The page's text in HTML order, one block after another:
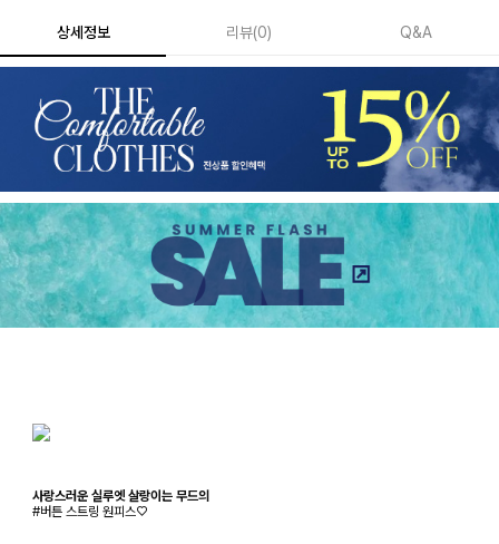
상세정보 리뷰(0) Q&A
사랑스러운 실루엣 살랑이는 무드의
#버튼 스트링 원피스♡